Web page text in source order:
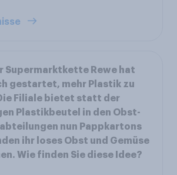
Supermarktkette Rewe hat
gestartet, mehr Plastik zu
Filiale bietet statt der
Plastikbeutel in den Obst-
nun Pappkartons
ihr loses Obst und Gemüse
Wie finden Sie diese Idee?